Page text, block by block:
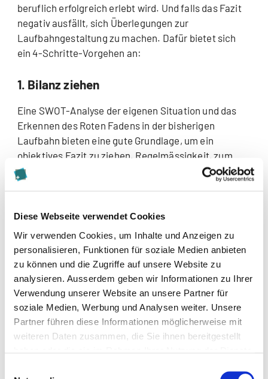
Diese Webseite verwendet Cookies
Wir verwenden Cookies, um Inhalte und Anzeigen zu
personalisieren, Funktionen für soziale Medien anbieten
zu können und die Zugriffe auf unsere Website zu
analysieren. Ausserdem geben wir Informationen zu Ihrer
Verwendung unserer Website an unsere Partner für
soziale Medien, Werbung und Analysen weiter. Unsere
Partner führen diese Informationen möglicherweise mit
weiteren Daten zusammen, die Sie ihnen bereitgestellt
beruflich erfolgreich erlebt wird. Und falls das Fazit
negativ ausfällt, sich Überlegungen zur
Laufbahngestaltung zu machen. Dafür bietet sich
ein 4-Schritte-Vorgehen an:
1. Bilanz ziehen
Eine SWOT-Analyse der eigenen Situation und das
Erkennen des Roten Fadens in der bisherigen
Laufbahn bieten eine gute Grundlage, um ein
objektives Fazit zu ziehen. Regelmässigkeit, zum
Beispiel in Form eines „Jahresgesprächs mit mir
selbst“ und Verschriftlichung des Analysierten
2. Fakten sammeln
Das Festhalten von Interessen, wichtiger
Persönlichkeitsmerkmale und der Kompetenzen
rückt das eigene Potenzial ins Bewusstsein. Die
Auseinandersetzung mit den eigenen
Wertvorstellungen ist zudem eine wichtige
Komponente für die berufliche Zufriedenheit. Dieser